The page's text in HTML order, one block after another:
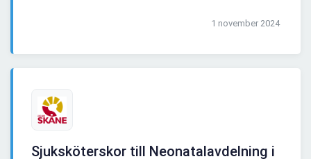
1 november 2024
Sjuksköterskor till Neonatalavdelning i